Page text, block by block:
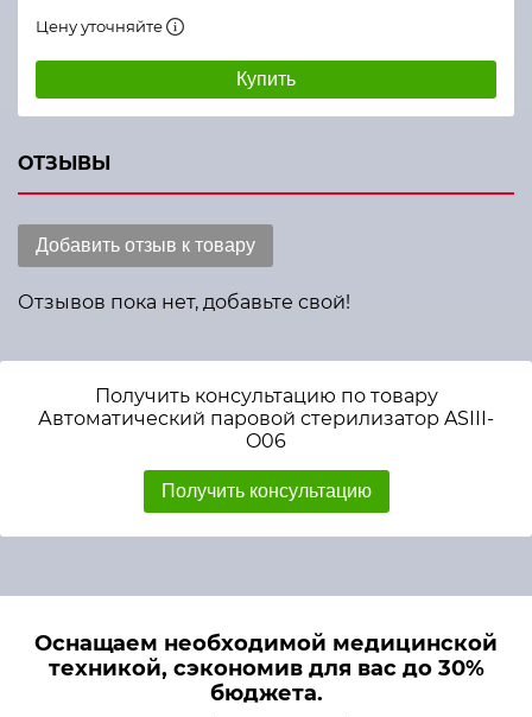
Цену уточняйте
Купить
ОТЗЫВЫ
Добавить отзыв к товару
Отзывов пока нет, добавьте свой!
Получить консультацию по товару
Автоматический паровой стерилизатор ASIII-
O06
Получить консультацию
Оснащаем необходимой медицинской
техникой, сэкономив для вас до 30%
бюджета.